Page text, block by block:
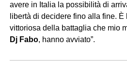
avere in Italia la possibilità di
libertà di decidere fino alla fine.
vittoriosa della battaglia che mio
Dj Fabo, hanno avviato”.